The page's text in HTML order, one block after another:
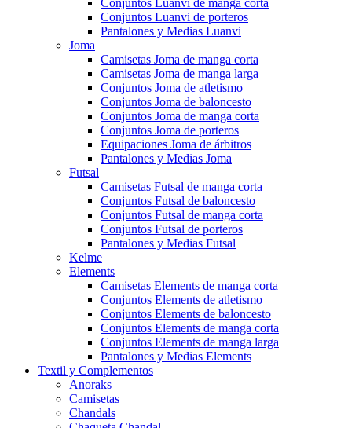
Conjuntos Luanvi de manga corta
Conjuntos Luanvi de porteros
Pantalones y Medias Luanvi
Joma
Camisetas Joma de manga corta
Camisetas Joma de manga larga
Conjuntos Joma de atletismo
Conjuntos Joma de baloncesto
Conjuntos Joma de manga corta
Conjuntos Joma de porteros
Equipaciones Joma de árbitros
Pantalones y Medias Joma
Futsal
Camisetas Futsal de manga corta
Conjuntos Futsal de baloncesto
Conjuntos Futsal de manga corta
Conjuntos Futsal de porteros
Pantalones y Medias Futsal
Kelme
Elements
Camisetas Elements de manga corta
Conjuntos Elements de atletismo
Conjuntos Elements de baloncesto
Conjuntos Elements de manga corta
Conjuntos Elements de manga larga
Pantalones y Medias Elements
Textil y Complementos
Anoraks
Camisetas
Chandals